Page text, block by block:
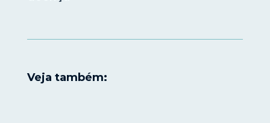
Veja também: